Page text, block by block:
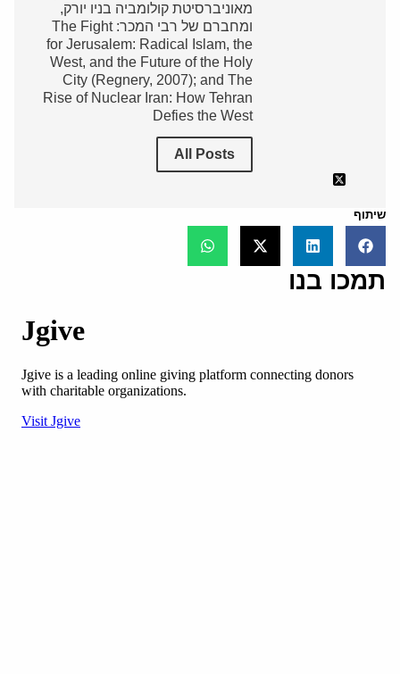
מאוניברסיטת קולומביה בניו יורק,
ומחברם של רבי המכר: The Fight
for Jerusalem: Radical Islam, the
West, and the Future of the Holy
City (Regnery, 2007); and The
Rise of Nuclear Iran: How Tehran
Defies the West
All Posts
שיתוף
תמכו בנו